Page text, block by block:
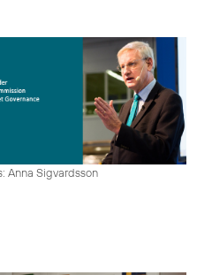
Anna Sigvardsson